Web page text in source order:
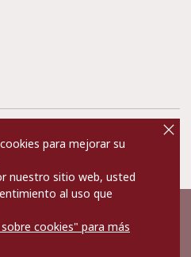
Sobre nosotros
Tourism Association.
is held by the Association.
the contents of the Website
para mejorar su
nuestro sitio web, usted
al uso que
cookies" para más
cl
o
s